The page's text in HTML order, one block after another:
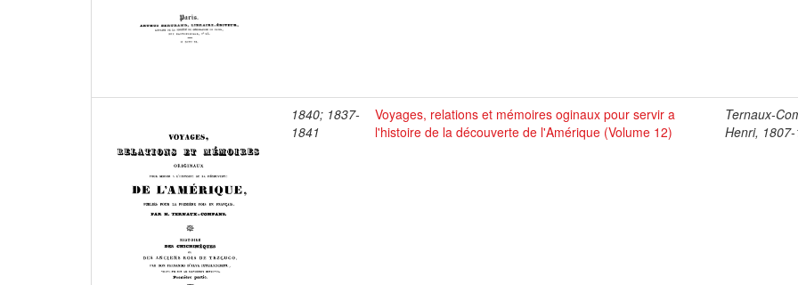
1840; 1837-
1841
Voyages, relations et mémoires oginaux pour servir a
l'histoire de la découverte de l'Amérique (Volume 12)
Ternaux-
Henri,